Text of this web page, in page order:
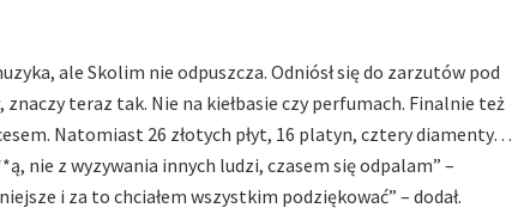
ale Skolim nie odpuszcza. Odniósł się do zarzutów pod
teraz tak. Nie na kiełbasie czy perfumach. Finalnie też
Natomiast 26 złotych płyt, 16 platyn, cztery diamenty…
nie z wyzywania innych ludzi, czasem się odpalam” –
i za to chciałem wszystkim podziękować” – dodał.